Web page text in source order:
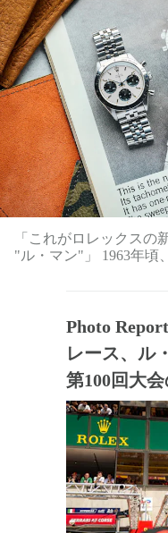
「これがロレックスの
"ル・マン"」 1963年頃
Photo
レース、ル
第100回大